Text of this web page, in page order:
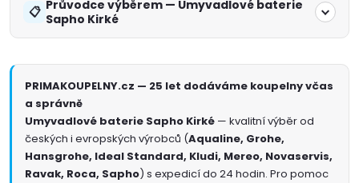
Průvodce výběrem — Umyvadlové baterie
Sapho Kirké
PRIMAKOUPELNY.cz — 25 let dodáváme koupelny včas
a správně
Umyvadlové baterie Sapho Kirké — kvalitní výběr od
českých i evropských výrobců (Aqualine, Grohe,
Hansgrohe, Ideal Standard, Kludi, Mereo, Novaservis,
Ravak, Roca, Sapho) s expedicí do 24 hodin. Pro pomoc